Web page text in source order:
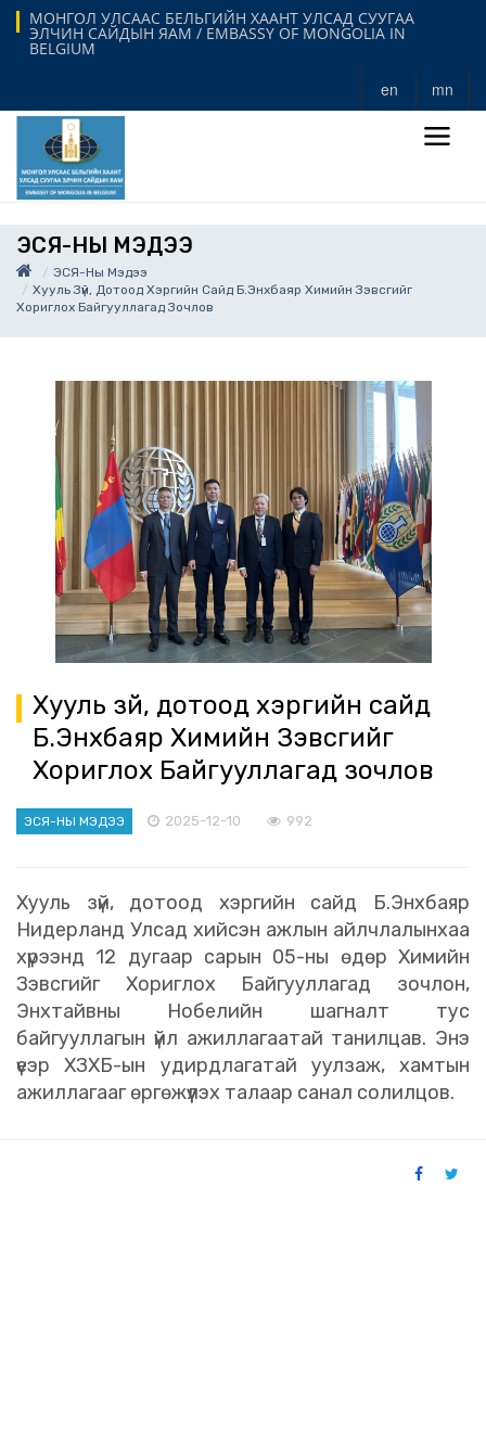
МОНГОЛ УЛСААС БЕЛЬГИЙН ХААНТ УЛСАД СУУГАА
ЭЛЧИН САЙДЫН ЯАМ / EMBASSY OF MONGOLIA IN
BELGIUM
en mn
ЭСЯ-НЫ МЭДЭЭ
ЭСЯ-Ны Мэдээ
Хууль Зүй, Дотоод Хэргийн Сайд Б.Энхбаяр Химийн Зэвсгийг
Хориглох Байгууллагад Зочлов
Хууль зүй, дотоод хэргийн сайд
Б.Энхбаяр Химийн Зэвсгийг
Хориглох Байгууллагад зочлов
ЭСЯ-НЫ МЭДЭЭ 2025-12-10 992
Хууль зүй, дотоод хэргийн сайд Б.Энхбаяр
Нидерланд Улсад хийсэн ажлын айлчлалынхаа
хүрээнд 12 дугаар сарын 05-ны өдөр Химийн
Зэвсгийг Хориглох Байгууллагад зочлон,
Энхтайвны Нобелийн шагналт тус
байгууллагын үйл ажиллагаатай танилцав. Энэ
үеэр ХЗХБ-ын удирдлагатай уулзаж, хамтын
ажиллагааг өргөжүүлэх талаар санал солилцов.